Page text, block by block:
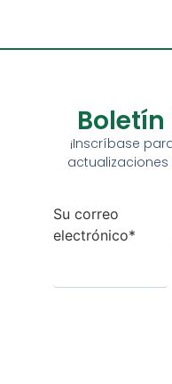
¡Inscríbase
Su correo
electrónico*